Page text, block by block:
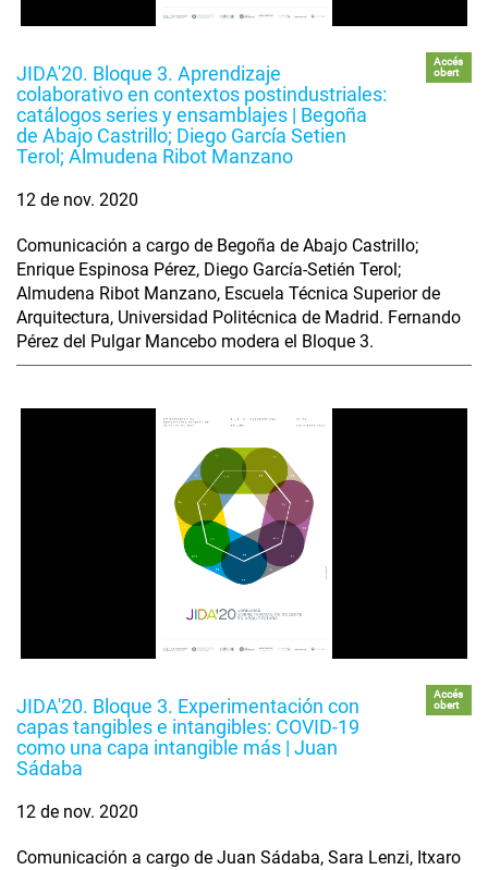
JIDA'20. Bloque 3. Aprendizaje
colaborativo en contextos postindustriales:
catálogos series y ensamblajes | Begoña
de Abajo Castrillo; Diego García Setien
Terol; Almudena Ribot Manzano
Accés
obert
12 de nov. 2020
Comunicación a cargo de Begoña de Abajo Castrillo;
Enrique Espinosa Pérez, Diego García-Setién Terol;
Almudena Ribot Manzano, Escuela Técnica Superior de
Arquitectura, Universidad Politécnica de Madrid. Fernando
Pérez del Pulgar Mancebo modera el Bloque 3.
JIDA'20. Bloque 3. Experimentación con
capas tangibles e intangibles: COVID-19
como una capa intangible más | Juan
Sádaba
Accés
obert
12 de nov. 2020
Comunicación a cargo de Juan Sádaba, Sara Lenzi, Itxaro